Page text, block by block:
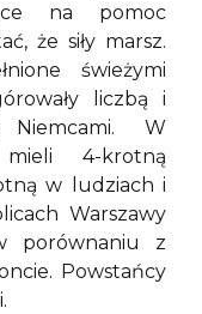
na pomoc
że siły marsz.
świeżymi
liczbą i
Niemcami. W
4-krotną
w ludziach i
Warszawy
porównaniu z
Powstańcy